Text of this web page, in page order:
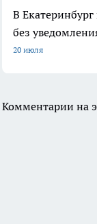
В
без
20 июля
Комментарии на